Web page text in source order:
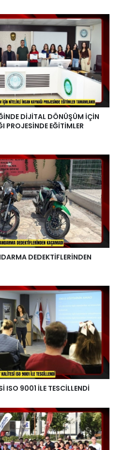
DİJİTAL DÖNÜŞÜM İÇİN
PROJESİNDE EĞİTİMLER
DEDEKTİFLERİNDEN
ISO 9001 İLE TESCİLLENDİ